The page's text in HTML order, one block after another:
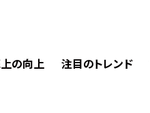
の向上 注目のトレンド